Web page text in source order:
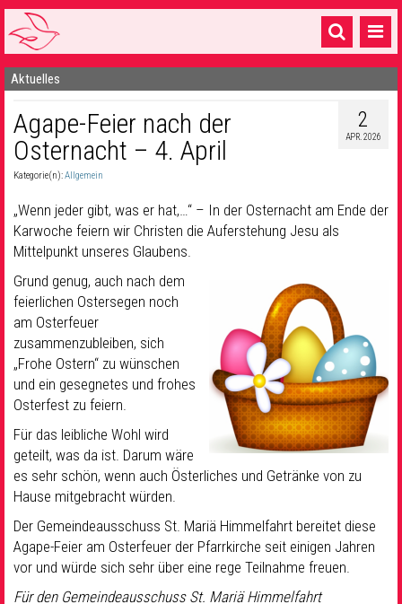
Startseite
1 Pfarrei
16 Gemeinden & mehr
Sakramente & Feste
Gemeinschaft & Soziales
Musik& Kultur
Seelsorge & Kontakt
Aktuelles
2
APR. 2026
Agape-Feier nach der
Osternacht – 4. April
Kategorie(n):Allgemein
„Wenn jeder gibt, was er hat,…“ – In der Osternacht am Ende der
Karwoche feiern wir Christen die Auferstehung Jesu als
Mittelpunkt unseres Glaubens.
Grund genug, auch nach dem
feierlichen Ostersegen noch
am Osterfeuer
zusammenzubleiben, sich
„Frohe Ostern“ zu wünschen
und ein gesegnetes und frohes
Osterfest zu feiern.
Für das leibliche Wohl wird
geteilt, was da ist. Darum wäre
es sehr schön, wenn auch Österliches und Getränke von zu
Hause mitgebracht würden.
Der Gemeindeausschuss St. Mariä Himmelfahrt bereitet diese
Agape-Feier am Osterfeuer der Pfarrkirche seit einigen Jahren
vor und würde sich sehr über eine rege Teilnahme freuen.
Für den Gemeindeausschuss St. Mariä Himmelfahrt